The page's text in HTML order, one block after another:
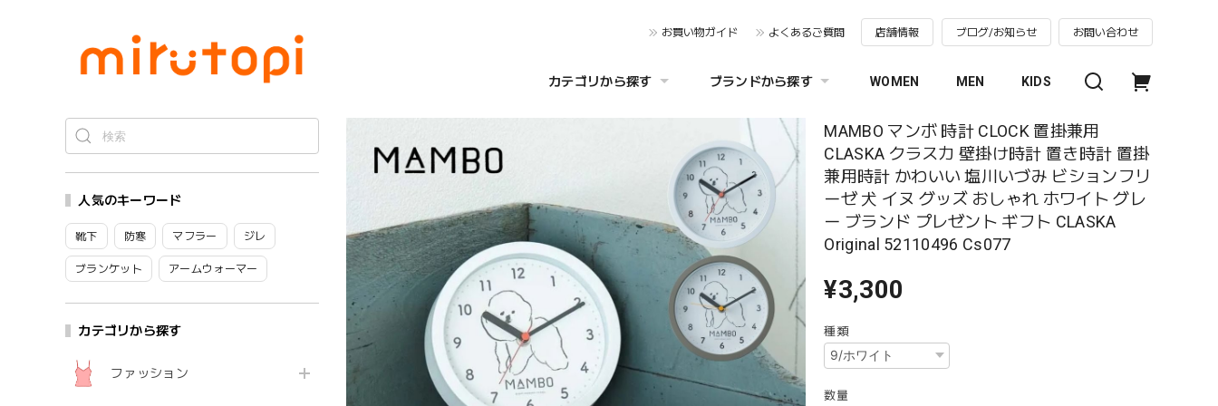
お買い物ガイド よくあるご質問 店舗情報 ブログ/お知らせ お問い合わせ
カテゴリから探す ブランドから探す WOMEN MEN KIDS
人気のキーワード
靴下 防寒 マフラー ジレ
ブランケット アームウォーマー
カテゴリから探す
ファッション
MAMBO マンボ 時計 CLOCK 置掛兼用
CLASKA クラスカ 壁掛け時計 置き時計 置掛
兼用時計 かわいい 塩川いづみ ビションフリ
ーゼ 犬 イヌ グッズ おしゃれ ホワイト グレ
ー ブランド プレゼント ギフト CLASKA
Original 52110496 Cs077
¥3,300
種類
数量